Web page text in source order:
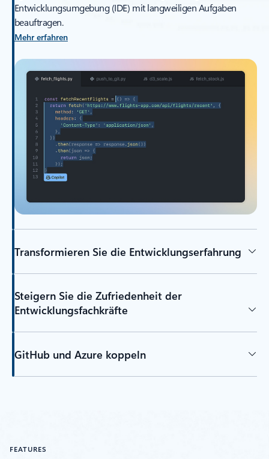
Entwicklungsumgebung (IDE) mit langweiligen Aufgaben
beauftragen.
Mehr erfahren
Transformieren Sie die Entwicklungserfahrung
Steigern Sie die Zufriedenheit der
Entwicklungsfachkräfte
GitHub und Azure koppeln
FEATURES